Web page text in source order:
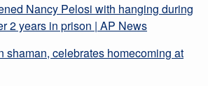
Nancy Pelosi with hanging during
2 years in prison | AP News
shaman, celebrates homecoming at